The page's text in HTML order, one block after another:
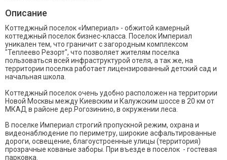
Описание
Коттеджный поселок «Империал» - обжитой камерный
коттеджный поселок бизнес-класса. Поселок Империал
уникален тем, что граничит с загородным комплексом
"Теплеево Резорт", что позволяет жителям поселка
пользоваться всей инфраструктурой отеля, а так же, на
территории поселка работает лицензированный детский сад и
начальная школа.
Коттеджный поселок очень удобно расположен на территории
Новой Москвы между Киевским и Калужским шоссе в 20 км от
МКАД в районе дер.Рогозинино, в окружении леса.
В поселке Империал строгий пропускной режим, охрана и
видеонаблюдение по периметру, широкие асфальтированные
дороги, освещение, благоустроенные улицы (территория)
прозрачные кованые заборы. При въезде в поселок - гостевая
парковка.